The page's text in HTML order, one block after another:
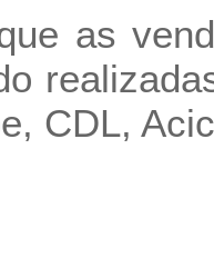
as
CDL,